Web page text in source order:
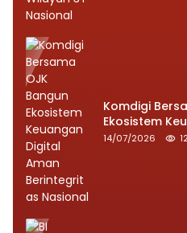
Komdigi
Ekosistem
Berintegritas
14/07/2026